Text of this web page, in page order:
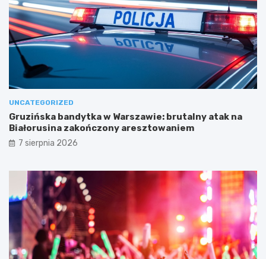
UNCATEGORIZED
Gruzińska bandytka w Warszawie: brutalny atak na
Białorusina zakończony aresztowaniem
7 sierpnia 2026